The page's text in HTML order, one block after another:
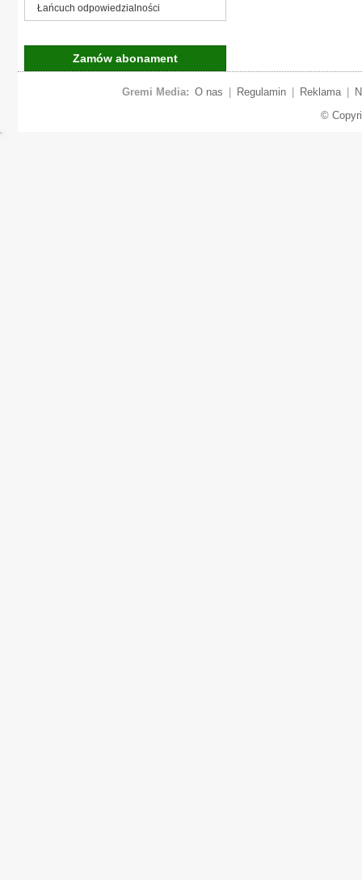
Łańcuch odpowiedzialności
Zamów abonament
Gremi Media: O nas Regulamin Reklama
©